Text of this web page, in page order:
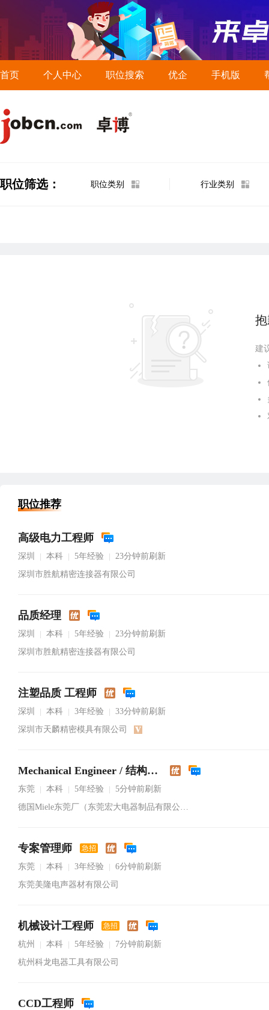
首页 个人中心 职位搜索 优企 手机版
职位筛选： 职位类别 行业类别
建
职位推荐
高级电力工程师
深圳 本科 5年经验
23分钟前刷新
深圳市胜航精密连接器有限公司
品质经理
深圳 本科 5年经验
23分钟前刷新
深圳市胜航精密连接器有限公司
注塑品质 工程师
深圳 本科 3年经验
33分钟前刷新
深圳市天麟精密模具有限公司
Mechanical Engineer / 结构工程师
东莞 本科 5年经验
5分钟前刷新
德国Miele东莞厂（东莞宏大电器制品有限公司）
专案管理师 急招
东莞 本科 3年经验
6分钟前刷新
东莞美隆电声器材有限公司
机械设计工程师 急招
杭州 本科 5年经验
7分钟前刷新
杭州科龙电器工具有限公司
CCD工程师